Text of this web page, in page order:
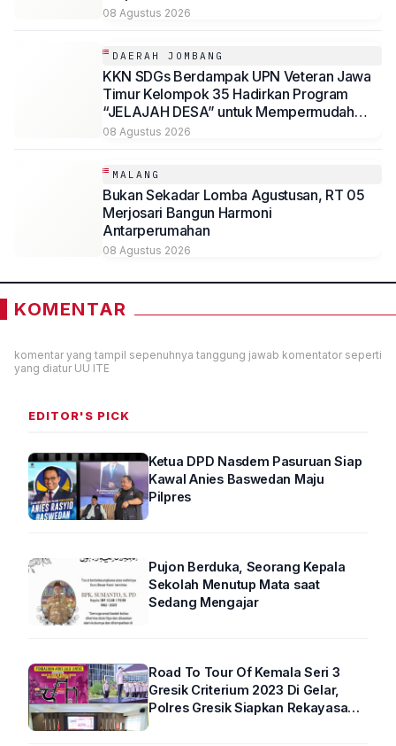
08 Agustus 2026
DAERAH JOMBANG
KKN SDGs Berdampak UPN Veteran Jawa
Timur Kelompok 35 Hadirkan Program
“JELAJAH DESA” untuk Mempermudah
Akses Informasi Desa Sambirejo
08 Agustus 2026
MALANG
Bukan Sekadar Lomba Agustusan, RT 05
Merjosari Bangun Harmoni
Antarperumahan
08 Agustus 2026
KOMENTAR
komentar yang tampil sepenuhnya tanggung jawab komentator seperti
yang diatur UU ITE
EDITOR'S PICK
Ketua DPD Nasdem Pasuruan Siap
Kawal Anies Baswedan Maju
Pilpres
Pujon Berduka, Seorang Kepala
Sekolah Menutup Mata saat
Sedang Mengajar
Road To Tour Of Kemala Seri 3
Gresik Criterium 2023 Di Gelar,
Polres Gresik Siapkan Rekayasa